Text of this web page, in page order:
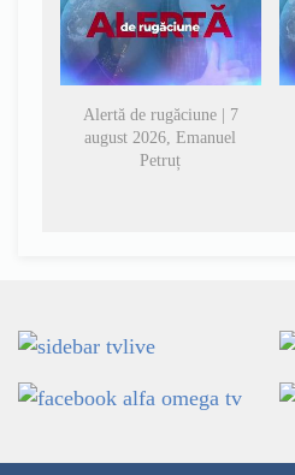
Alertă de rugăciune | 7
august 2026, Emanuel
Petruț